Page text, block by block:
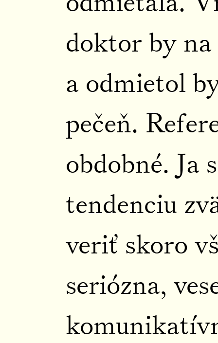
doktor by
a odmietol
pečeň.
obdobné. Ja
tendenciu
veriť skoro
seriózna,